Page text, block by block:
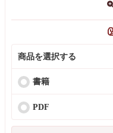
商品を選択する
書籍
PDF